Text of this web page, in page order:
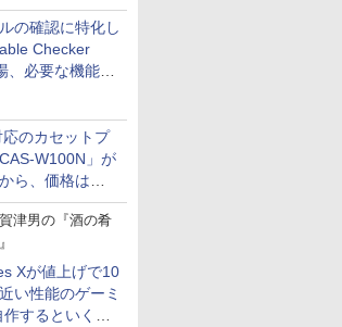
メなどもあり
の確認に特化し
Checker
、必要な機能を
クトに
のカセットプ
W100N」が
ら、価格は
津男の『酒の肴
Xが値上げで10
い性能のゲーミ
するといくら